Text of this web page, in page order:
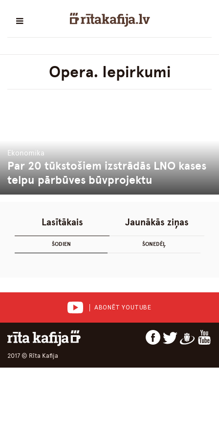
Opera. Iepirkumi
Ekonomika
Par 20 tūkstošiem izstrādās LNO kases
telpu pārbūves būvprojektu
Lasītākais
ŠODIEN ŠONEDĒĻ
Jaunākās ziņas
ABONĒT YOUTUBE
2017 © Rīta Kafija